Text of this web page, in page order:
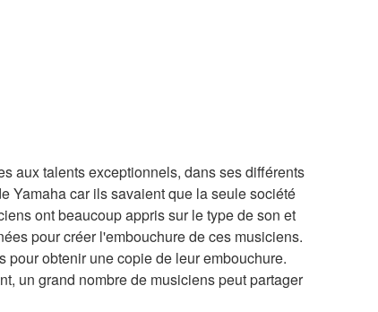
aux talents exceptionnels, dans ses différents
Yamaha car ils savaient que la seule société
ont beaucoup appris sur le type de son et
pour créer l'embouchure de ces musiciens.
obtenir une copie de leur embouchure.
un grand nombre de musiciens peut partager